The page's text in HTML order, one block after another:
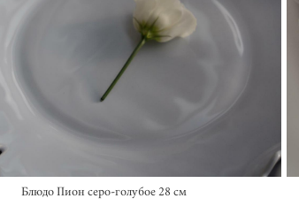
Блюдо Пион серо-голубое 28 см